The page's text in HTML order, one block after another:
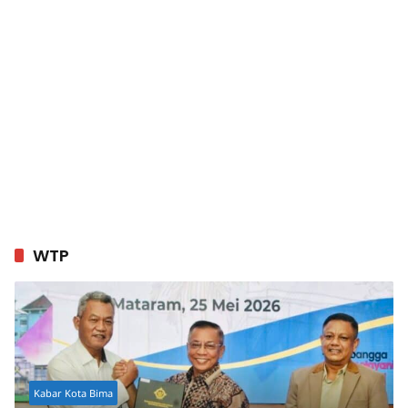
WTP
Kabar Kota Bima